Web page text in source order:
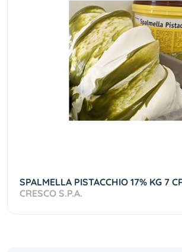
SPALMELLA PISTACCHIO 17% KG 7
CRESCO S.P.A.